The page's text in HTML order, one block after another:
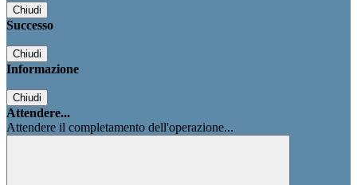
Chiudi
Successo
Chiudi
Informazione
Chiudi
Attendere...
Attendere il completamento dell'operazione...